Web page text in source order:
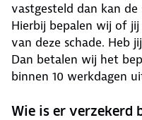
vastgesteld dan kan
Hierbij bepalen wij of
van deze schade. Heb
Dan betalen wij het
binnen 10 werkdagen
Wie is er verzekerd